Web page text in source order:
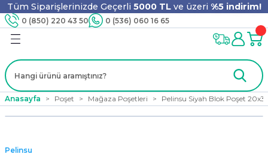
Tüm Siparişlerinizde Geçerli 5000 TLve üzeri %5 indirim!
0 (850) 220 43 50 0 (536) 060 16 65
Geri Dön
Geri Dön
Ürünleri
Geri Dön
Geri Dön
Tahta Karıştırıcı
Geri Dön
Geri Dön
Geri Dön
Geri Dön
Anasayfa Poşet Mağaza Poşetleri Pelinsu Siyah Blok Poşet
Pelinsu